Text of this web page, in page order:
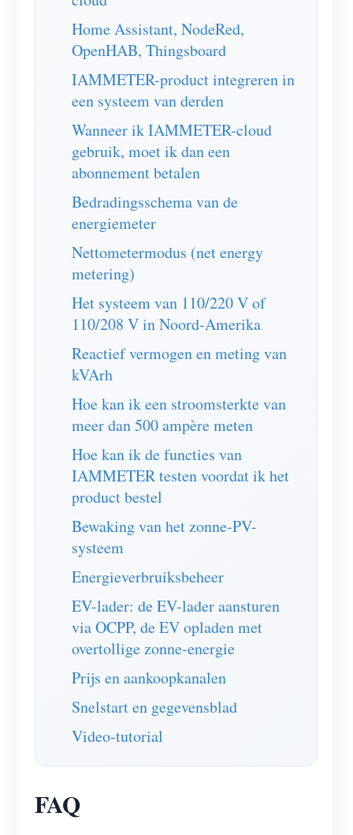
EV-lader
IAMMETER-simulator
Energievoorspellings- en simulatiesysteem
Toepassingen
Energiemonitor voor zonne-PV-systemen
PV-verwarmingsregelsysteem
Domotica
Energiemonitoring voor fabrieken
Winkel
Bronnen
Product snelstart
Documentatie
Tutorialvideo
FAQ
Nieuws
Blogs
Community
Contributorprogramma
IAMMETER-activiteiten
Forum
App Store
Site verkennen
Oplossingen
Contact
Over ons
Home Assistant, NodeRed,
OpenHAB, Thingsboard
IAMMETER-product integreren in
een systeem van derden
Wanneer ik IAMMETER-cloud
gebruik, moet ik dan een
abonnement betalen
Bedradingsschema van de
energiemeter
Nettometermodus (net energy
metering)
Het systeem van 110/220 V of
110/208 V in Noord-Amerika
Reactief vermogen en meting van
kVArh
Hoe kan ik een stroomsterkte van
meer dan 500 ampère meten
Hoe kan ik de functies van
IAMMETER testen voordat ik het
product bestel
Bewaking van het zonne-PV-
systeem
Energieverbruiksbeheer
EV-lader: de EV-lader aansturen
via OCPP, de EV opladen met
overtollige zonne-energie
Prijs en aankoopkanalen
Snelstart en gegevensblad
Video-tutorial
FAQ